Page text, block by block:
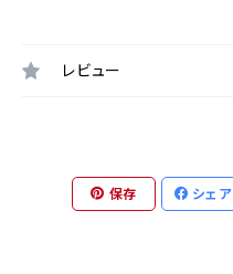
レビュー
保存 シェア